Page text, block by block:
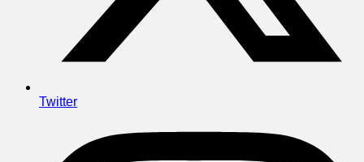
Twitter